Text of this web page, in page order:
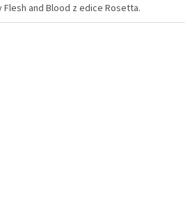
and Blood z edice Rosetta.